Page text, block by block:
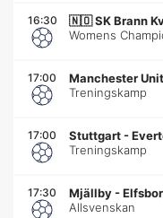
16:30 🇳🇴SK Brann
Womens
17:00 Manchester
Treningskamp
17:00 Stuttgart -
Treningskamp
17:30 Mjällby -
Allsvenskan